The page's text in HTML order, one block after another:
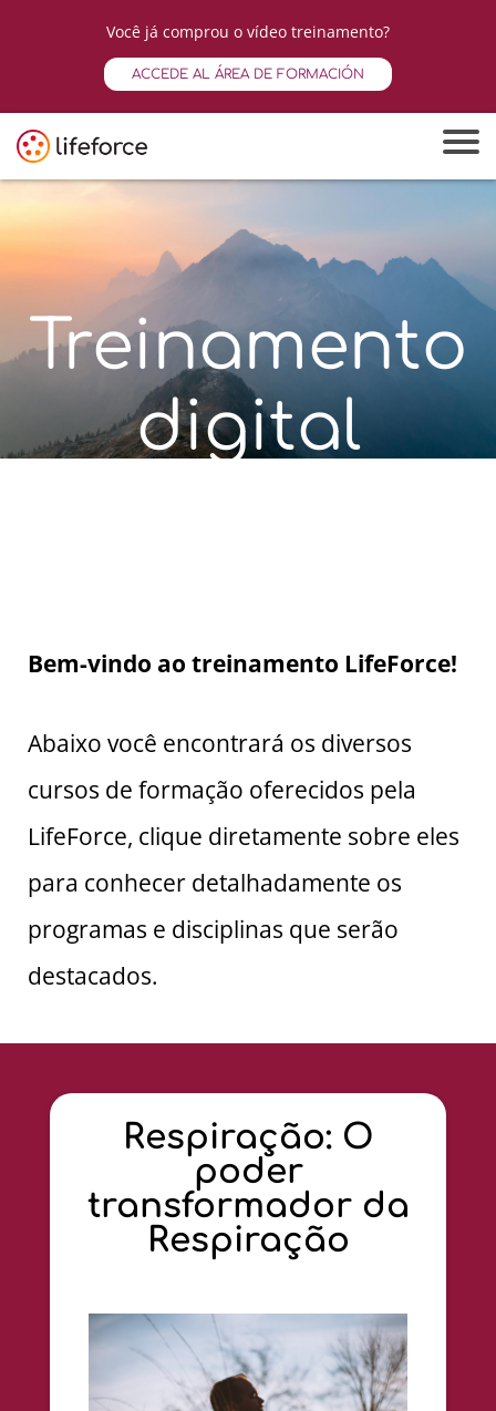
Você já comprou o vídeo treinamento?
ACCEDE AL ÁREA DE FORMACIÓN
Treinamento
digital
Bem-vindo ao treinamento LifeForce!
Abaixo você encontrará os diversos
cursos de formação oferecidos pela
LifeForce, clique diretamente sobre eles
para conhecer detalhadamente os
programas e disciplinas que serão
destacados.
Respiração: O
poder
transformador da
Respiração